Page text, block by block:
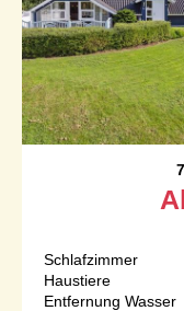
Schlafzimmer
Haustiere
Entfernung Wasser